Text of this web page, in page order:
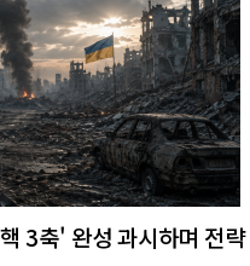
3축' 완성 과시하며 전략